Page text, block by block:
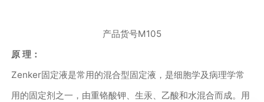
产品货号M105
原 理：
Zenker固定液是常用的混合型固定液，是细胞学及病理学常
用的固定剂之一，由重铬酸钾、生汞、乙酸和水混合而成。用